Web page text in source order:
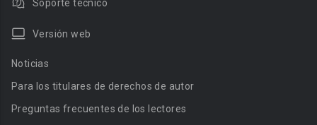
Soporte técnico
Versión web
Noticias
Para los titulares de derechos de autor
Preguntas frecuentes de los lectores